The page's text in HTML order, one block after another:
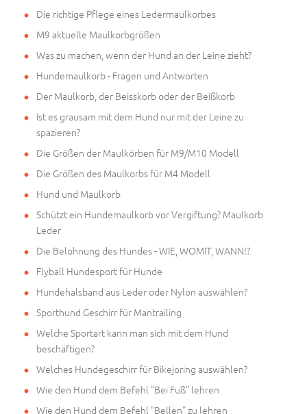
Die richtige Pflege eines Ledermaulkorbes
M9 aktuelle Maulkorbgrößen
Was zu machen, wenn der Hund an der Leine zieht?
Hundemaulkorb - Fragen und Antworten
Der Maulkorb, der Beisskorb oder der Beißkorb
Ist es grausam mit dem Hund nur mit der Leine zu
spazieren?
Die Größen der Maulkörben für M9/M10 Modell
Die Größen des Maulkorbs für M4 Modell
Hund und Maulkorb
Schützt ein Hundemaulkorb vor Vergiftung? Maulkorb
Leder
Die Belohnung des Hundes - WIE, WOMIT, WANN!?
Flyball Hundesport für Hunde
Hundehalsband aus Leder oder Nylon auswählen?
Sporthund Geschirr für Mantrailing
Welche Sportart kann man sich mit dem Hund
beschäftigen?
Welches Hundegeschirr für Bikejoring auswählen?
Wie den Hund dem Befehl "Bei Fuß" lehren
Wie den Hund dem Befehl "Bellen" zu lehren